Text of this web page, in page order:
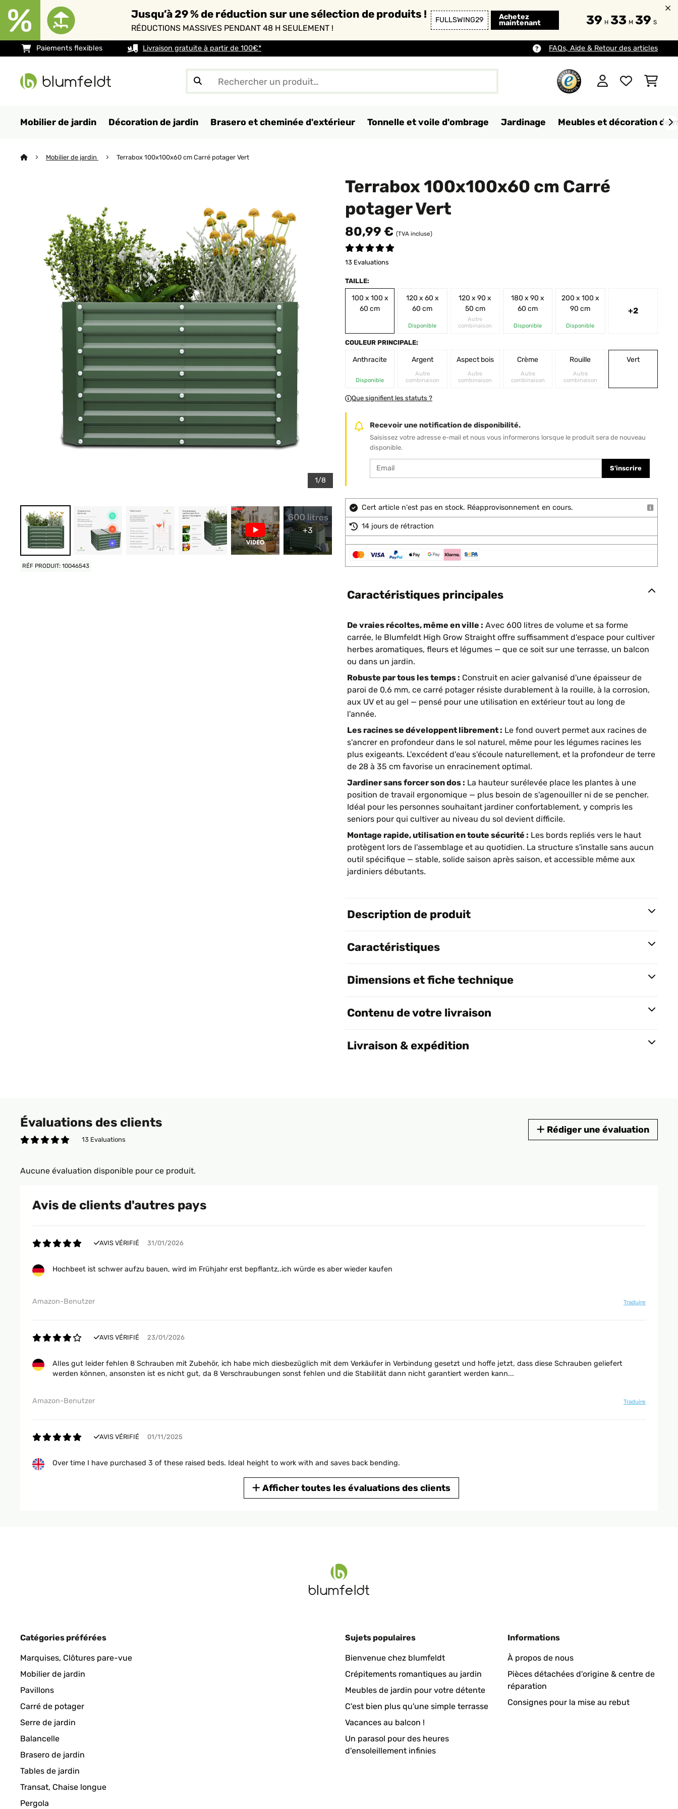
Jusqu’à 29 % de réduction sur une sélection de produits !
RÉDUCTIONS MASSIVES PENDANT 48 H SEULEMENT !
FULLSWING29 Achetez
maintenant 39 H 33 M 37 S
Paiements flexibles Livraison gratuite à partir de 100€* FAQs, Aide & Retour des articles
Mobilier de jardin Décoration de jardin Brasero et cheminée d'extérieur Tonnelle et voile d'ombrage Jardinage Meubles et décoration de
Mobilier de jardin Terrabox 100x100x60 cm Carré potager Vert
1/8
+3
RÉF PRODUIT: 10046543
Terrabox 100x100x60 cm Carré
potager Vert
80,99 € (TVA incluse)
13 Evaluations
TAILLE:
100 x 100 x
60 cm
120 x 60 x
60 cm
Disponible
120 x 90 x
50 cm
Autre
combinaison
180 x 90 x
60 cm
Disponible
200 x 100 x
90 cm
Disponible
+2
COULEUR PRINCIPALE:
Anthracite
Disponible
Argent
Autre
combinaison
Aspect bois
Autre
combinaison
Crème
Autre
combinaison
Rouille
Autre
combinaison
Vert
Que signifient les statuts ?
Recevoir une notification de disponibilité.
Saisissez votre adresse e-mail et nous vous informerons lorsque le produit sera de nouveau
disponible.
S'inscrire
Cert article n'est pas en stock. Réapprovisonnement en cours.
14 jours de rétraction
Caractéristiques principales
De vraies récoltes, même en ville : Avec 600 litres de volume et sa forme
carrée, le Blumfeldt High Grow Straight offre suffisamment d'espace pour cultiver
herbes aromatiques, fleurs et légumes — que ce soit sur une terrasse, un balcon
ou dans un jardin.
Robuste par tous les temps : Construit en acier galvanisé d'une épaisseur de
paroi de 0,6 mm, ce carré potager résiste durablement à la rouille, à la corrosion,
aux UV et au gel — pensé pour une utilisation en extérieur tout au long de
l'année.
Les racines se développent librement : Le fond ouvert permet aux racines de
s'ancrer en profondeur dans le sol naturel, même pour les légumes racines les
plus exigeants. L'excédent d'eau s'écoule naturellement, et la profondeur de terre
de 28 à 35 cm favorise un enracinement optimal.
Jardiner sans forcer son dos : La hauteur surélevée place les plantes à une
position de travail ergonomique — plus besoin de s'agenouiller ni de se pencher.
Idéal pour les personnes souhaitant jardiner confortablement, y compris les
seniors pour qui cultiver au niveau du sol devient difficile.
Montage rapide, utilisation en toute sécurité : Les bords repliés vers le haut
protègent lors de l'assemblage et au quotidien. La structure s'installe sans aucun
outil spécifique — stable, solide saison après saison, et accessible même aux
jardiniers débutants.
Description de produit
Caractéristiques
Dimensions et fiche technique
Contenu de votre livraison
Livraison & expédition
Évaluations des clients
13 Evaluations
Rédiger une évaluation
Aucune évaluation disponible pour ce produit.
Avis de clients d'autres pays
AVIS VÉRIFIÉ 31/01/2026
Hochbeet ist schwer aufzu bauen, wird im Frühjahr erst bepflantz,.ich würde es aber wieder kaufen
Amazon-Benutzer Traduire
AVIS VÉRIFIÉ 23/01/2026
Alles gut leider fehlen 8 Schrauben mit Zubehör, ich habe mich diesbezüglich mit dem Verkäufer in Verbindung gesetzt und hoffe jetzt, dass diese Schrauben geliefert
werden können, ansonsten ist es nicht gut, da 8 Verschraubungen sonst fehlen und die Stabilität dann nicht garantiert werden kann...
Amazon-Benutzer Traduire
AVIS VÉRIFIÉ 01/11/2025
Over time I have purchased 3 of these raised beds. Ideal height to work with and saves back bending.
Ein schönes Design und es hat die richtige Höhe.Das zusammen bauen ist sehr Einfach. Viele Schrauben. Es hätte etwas breiter sein können
Das Hochbeet ist top. Betreffend der zusammensetzung kann ich nur sagen dass es viele Schrauben sind aber alles einfach zu handhaben. Ging relatif schnell! Kann ich nur
empfehlen. Der einzige negative Punkt, einige Teile hatten Schrammen. Da es aber ein Hochbeet, was Draussen steht, ist, war das für mich jetzt kein Problem.
Amazon-Benutzer
Afficher toutes les évaluations des clients
Catégories préférées
Marquises, Clôtures pare-vue
Mobilier de jardin
Pavillons
Carré de potager
Serre de jardin
Balancelle
Brasero de jardin
Tables de jardin
Transat, Chaise longue
Pergola
Sujets populaires
Bienvenue chez blumfeldt
Crépitements romantiques au jardin
Meubles de jardin pour votre détente
C'est bien plus qu'une simple terrasse
Vacances au balcon !
Un parasol pour des heures
d'ensoleillement infinies
Informations
À propos de nous
Pièces détachées d'origine & centre de
réparation
Consignes pour la mise au rebut